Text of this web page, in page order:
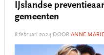
IJslandse
gemeenten
8 februari 2024DOOR ANNE-